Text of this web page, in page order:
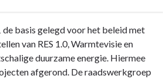
basis gelegd voor het beleid met
van RES 1.0, Warmtevisie en
duurzame energie. Hiermee
afgerond. De raadswerkgroep